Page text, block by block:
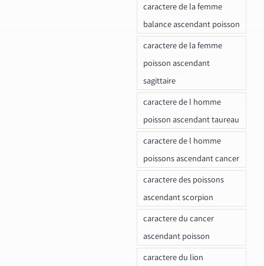
caractere de la femme
balance ascendant poisson
caractere de la femme
poisson ascendant
sagittaire
caractere de l homme
poisson ascendant taureau
caractere de l homme
poissons ascendant cancer
caractere des poissons
ascendant scorpion
caractere du cancer
ascendant poisson
caractere du lion